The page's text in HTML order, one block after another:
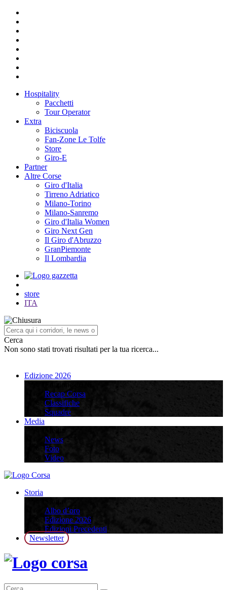
Hospitality
Pacchetti
Tour Operator
Extra
Biciscuola
Fan-Zone Le Tolfe
Store
Giro-E
Partner
Altre Corse
Giro d'Italia
Tirreno Adriatico
Milano-Torino
Milano-Sanremo
Giro d'Italia Women
Giro Next Gen
Il Giro d'Abruzzo
GranPiemonte
Il Lombardia
store
ITA
Cerca
Non sono stati trovati risultati per la tua ricerca...
Edizione 2026
Recap Corsa
Classifiche
Squadre
Media
News
Foto
Video
Storia
Albo d’oro
Edizione 2026
Edizioni Precedenti
Newsletter